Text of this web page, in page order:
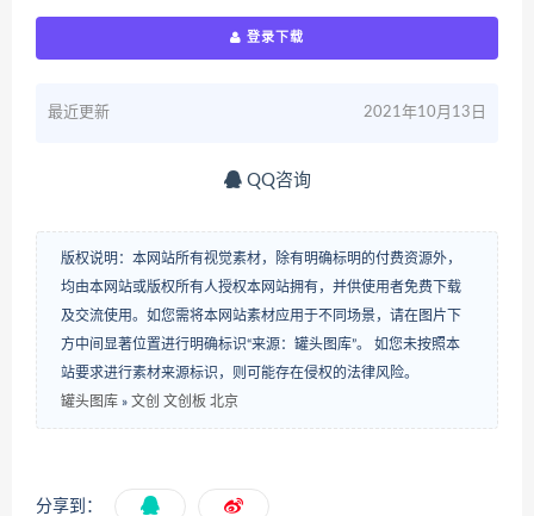
登录下载
最近更新 2021年10月13日
QQ咨询
版权说明：本网站所有视觉素材，除有明确标明的付费资源外，
均由本网站或版权所有人授权本网站拥有，并供使用者免费下载
及交流使用。如您需将本网站素材应用于不同场景，请在图片下
方中间显著位置进行明确标识“来源：罐头图库”。 如您未按照本
站要求进行素材来源标识，则可能存在侵权的法律风险。
罐头图库 » 文创 文创板 北京
分享到：